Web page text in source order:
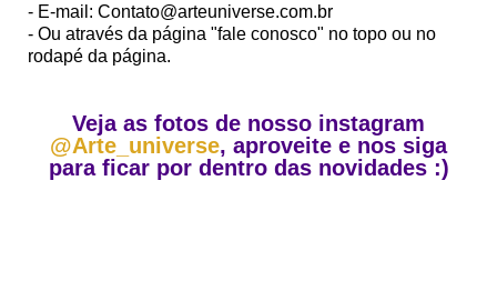
- E-mail: Contato@arteuniverse.com.br
- Ou através da página "fale conosco" no topo ou no
rodapé da página.
Veja as fotos de nosso instagram
@Arte_universe, aproveite e nos siga
para ficar por dentro das novidades :)